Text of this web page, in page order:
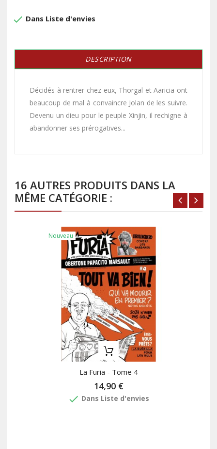
done Dans Liste d'envies
DESCRIPTION
Décidés à rentrer chez eux, Thorgal et Aaricia ont
beaucoup de mal à convaincre Jolan de les suivre.
Devenu un dieu pour le peuple Xinjin, il rechigne à
abandonner ses prérogatives...
16 AUTRES PRODUITS DANS LA
MÊME CATÉGORIE :
Nouveau
La Furia - Tome 4
14,90 €
done Dans Liste d'envies